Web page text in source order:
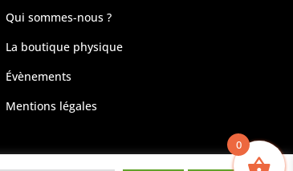
Qui sommes-nous ?
La boutique physique
Évènements
Mentions légales
0